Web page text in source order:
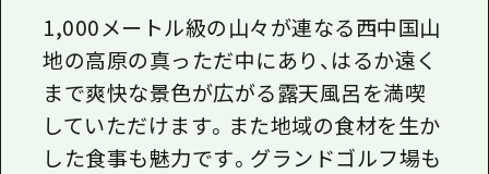
メディア掲載情報
フォトダウンロード
関連リンク
1,000メートル級の山々が連なる西中国山
地の高原の真っただ中にあり、はるか遠く
まで爽快な景色が広がる露天風呂を満喫
していただけます。また地域の食材を生か
した食事も魅力です。グランドゴルフ場も